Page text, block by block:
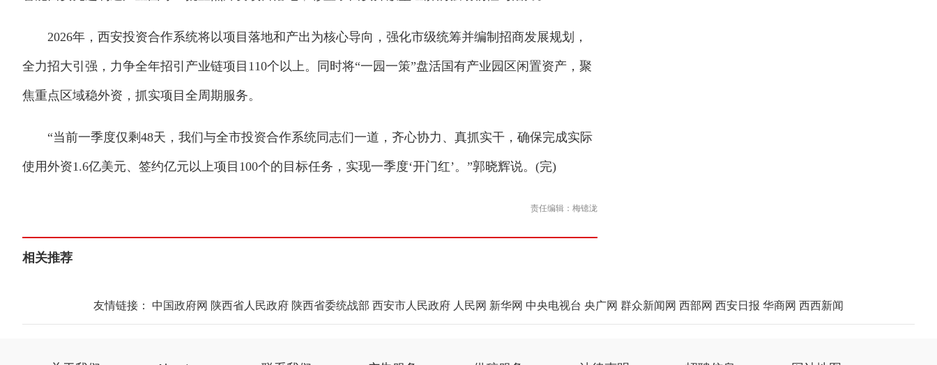
2026年，西安投资合作系统将以项目落地和产出为核心导向，强化市级统筹并编制招商发展规划，
全力招大引强，力争全年招引产业链项目110个以上。同时将“一园一策”盘活国有产业园区闲置资产，聚
焦重点区域稳外资，抓实项目全周期服务。
“当前一季度仅剩48天，我们与全市投资合作系统同志们一道，齐心协力、真抓实干，确保完成实际
使用外资1.6亿美元、签约亿元以上项目100个的目标任务，实现一季度‘开门红’。”郭晓辉说。(完)
责任编辑：梅镱泷
相关推荐
友情链接： 中国政府网 陕西省人民政府 陕西省委统战部 西安市人民政府 人民网 新华网 中央电视台 央广网 群众新闻网 西部网 西安日报 华商网 西西新闻